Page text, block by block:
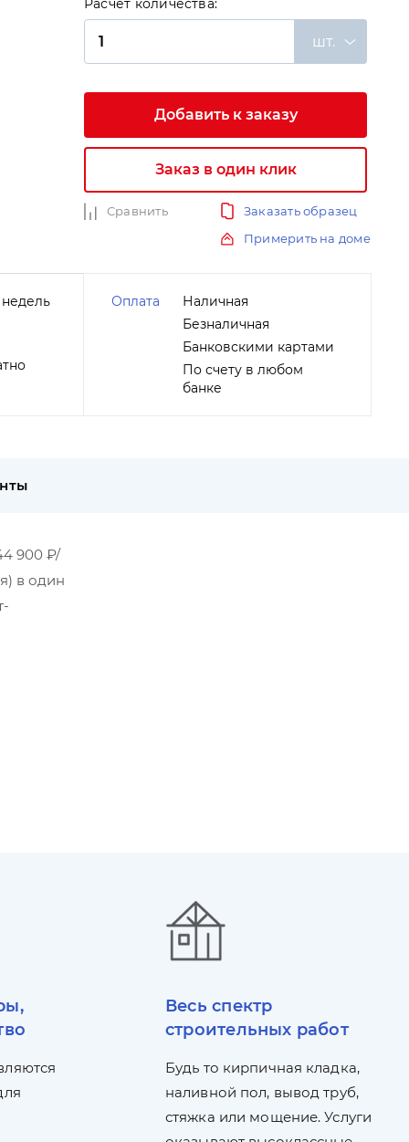
Расчет количества:
шт.
Добавить к заказу
Заказ в один клик
Сравнить
Заказать образец
Примерить на доме
Оплата
Наличная
Безналичная
Банковскими картами
По счету в любом
банке
900 ₽/
в один
Весь спектр
строительных работ
Будь то кирпичная кладка,
наливной пол, вывод труб,
стяжка или мощение. Услуги